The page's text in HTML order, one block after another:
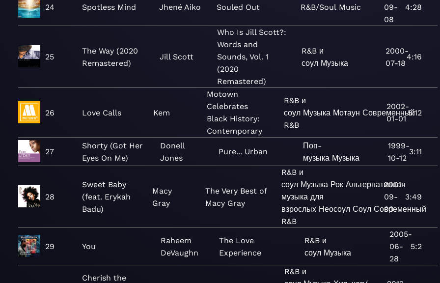
24 Spotless Mind Jhené Aiko Souled Out R&B/Soul Music
09-
08
4:28
25
The Way (2020
Remastered)
Jill Scott
Who Is Jill Scott?:
Words and
Sounds, Vol. 1
(2020
Remastered)
R&B и
соул Музыка
2000-
07-18
4:16
26 Love Calls Kem
Motown
Celebrates
Black History:
Contemporary
R&B и
соул Музыка Мотаун Современный
R&B
2002-
01-01
5:12
27
Shorty (Got Her
Eyes On Me)
Donell
Jones
Pure... Urban
Поп-
музыка Музыка
1999-
10-12
3:11
28
Sweet Baby
(feat. Erykah
Badu)
Macy
Gray
The Very Best of
Macy Gray
R&B и
соул Музыка Рок Альтернативная
музыка для
взрослых Неосоул Соул Современный
R&B
2001-
09-
03
3:49
29 You
Raheem
DeVaughn
The Love
Experience
R&B и
соул Музыка
2005-
06-
28
5:2
Cherish the
R&B и